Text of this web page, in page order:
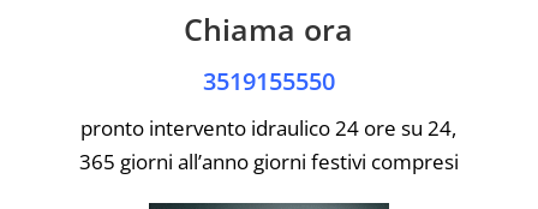
Chiama ora
3519155550
pronto intervento idraulico 24 ore su 24,
365 giorni all’anno giorni festivi compresi